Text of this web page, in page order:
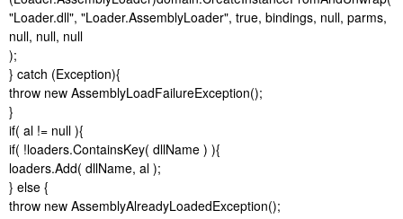
"Loader.dll", "Loader.AssemblyLoader", true, bindings, null, parms,
null, null, null
);
} catch (Exception){
throw new AssemblyLoadFailureException();
}
if( al != null ){
if( !loaders.ContainsKey( dllName ) ){
loaders.Add( dllName, al );
} else {
throw new AssemblyAlreadyLoadedException();